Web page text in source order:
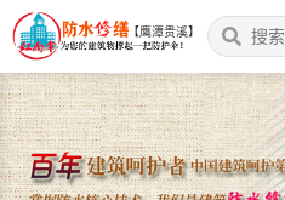
【鹰潭贵溪】